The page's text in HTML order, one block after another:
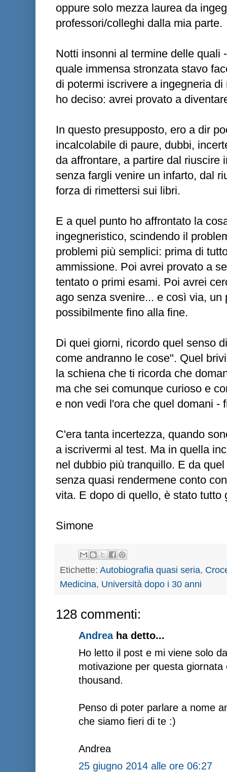
oppure solo mezza laurea da
professori/colleghi dalla mia parte.
Notti insonni al termine delle quali
quale immensa stronzata stavo
di potermi iscrivere a ingegneria
ho deciso: avrei provato a
In questo presupposto, ero a dir
incalcolabile di paure, dubbi,
da affrontare, a partire dal riuscire
senza fargli venire un infarto, dal
forza di rimettersi sui libri.
E a quel punto ho affrontato la
ingegneristico, scindendo il
problemi più semplici: prima di
ammissione. Poi avrei provato a
tentato o primi esami. Poi avrei
ago senza svenire... e così via,
possibilmente fino alla fine.
Di quei giorni, ricordo quel senso
come andranno le cose". Quel
la schiena che ti ricorda che
ma che sei comunque curioso e
e non vedi l'ora che quel domani -
C'era tanta incertezza, quando
a iscrivermi al test. Ma in quella
nel dubbio più tranquillo. E da
senza quasi rendermene conto
vita. E dopo di quello, è stato tutto
Simone
Etichette: Autobiografia quasi seria,
Medicina, Università dopo i 30 anni
128 commenti:
Andreaha detto...
Ho letto il post e mi viene solo
motivazione per questa
thousand.
Penso di poter parlare a nome
che siamo fieri di te :)
Andrea
25 giugno 2014 alle ore 06:27